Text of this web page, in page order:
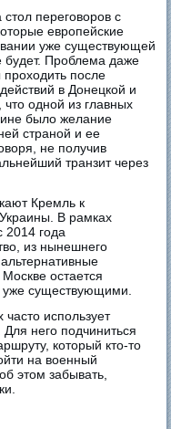
переговоров с
европейские
уже существующей
будет. Проблема даже
после
в Донецкой и
одной из главных
было желание
страной и ее
не получив
транзит через
Кремль к
В рамках
2014 года
из нынешнего
остается
уже существующими.
использует
него подчиниться
который кто-то
на военный
этом забывать,